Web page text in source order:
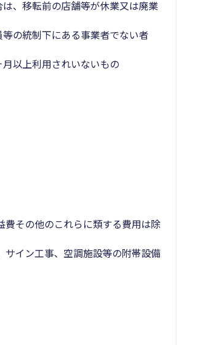
、移転前の店舗等が休業又は廃業
の統制下にある事業者でない者
以上利用されいないもの
その他のこれらに類する費用は除
イン工事、空調施設等の附帯設備